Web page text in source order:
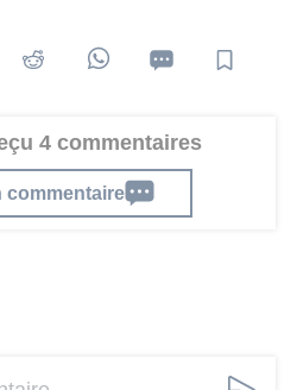
4 commentaires
commentaire